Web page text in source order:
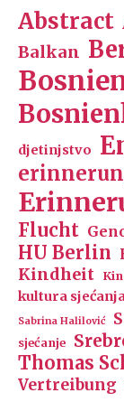
Abstract
Balkan
djetinjstvo
Flucht
HU Berlin
Kindheit
kultura
Sabrina Halilović
sjećanje
Thomas
Vertreibung